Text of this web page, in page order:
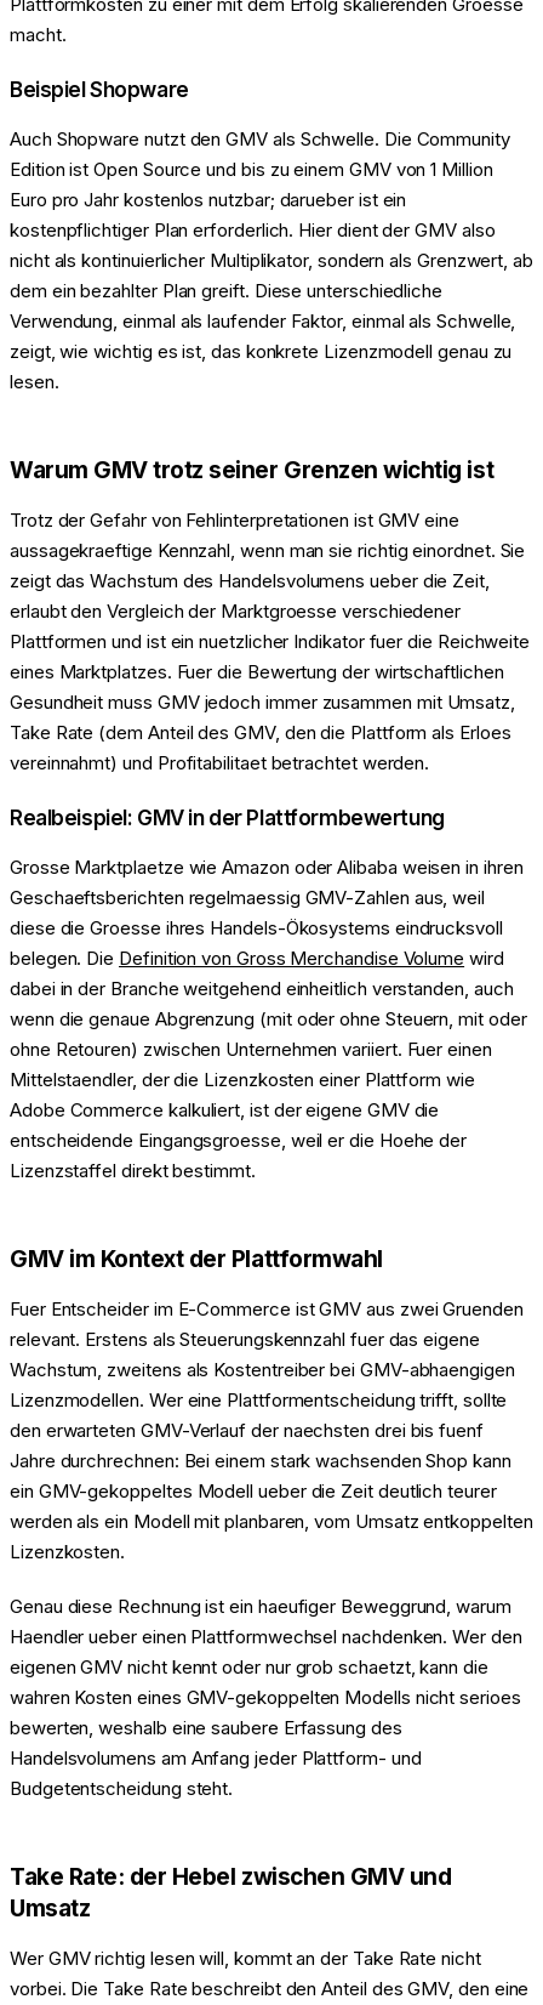
macht.
Beispiel Shopware
Auch Shopware nutzt den GMV als Schwelle. Die Community
Edition ist Open Source und bis zu einem GMV von 1 Million
Euro pro Jahr kostenlos nutzbar; darueber ist ein
kostenpflichtiger Plan erforderlich. Hier dient der GMV also
nicht als kontinuierlicher Multiplikator, sondern als Grenzwert, ab
dem ein bezahlter Plan greift. Diese unterschiedliche
Verwendung, einmal als laufender Faktor, einmal als Schwelle,
zeigt, wie wichtig es ist, das konkrete Lizenzmodell genau zu
lesen.
Warum GMV trotz seiner Grenzen wichtig ist
Trotz der Gefahr von Fehlinterpretationen ist GMV eine
aussagekraeftige Kennzahl, wenn man sie richtig einordnet. Sie
zeigt das Wachstum des Handelsvolumens ueber die Zeit,
erlaubt den Vergleich der Marktgroesse verschiedener
Plattformen und ist ein nuetzlicher Indikator fuer die Reichweite
eines Marktplatzes. Fuer die Bewertung der wirtschaftlichen
Gesundheit muss GMV jedoch immer zusammen mit Umsatz,
Take Rate (dem Anteil des GMV, den die Plattform als Erloes
vereinnahmt) und Profitabilitaet betrachtet werden.
Realbeispiel: GMV in der Plattformbewertung
Grosse Marktplaetze wie Amazon oder Alibaba weisen in ihren
Geschaeftsberichten regelmaessig GMV-Zahlen aus, weil
diese die Groesse ihres Handels-Ökosystems eindrucksvoll
belegen. Die Definition von Gross Merchandise Volume wird
dabei in der Branche weitgehend einheitlich verstanden, auch
wenn die genaue Abgrenzung (mit oder ohne Steuern, mit oder
ohne Retouren) zwischen Unternehmen variiert. Fuer einen
Mittelstaendler, der die Lizenzkosten einer Plattform wie
Adobe Commerce kalkuliert, ist der eigene GMV die
entscheidende Eingangsgroesse, weil er die Hoehe der
Lizenzstaffel direkt bestimmt.
GMV im Kontext der Plattformwahl
Fuer Entscheider im E-Commerce ist GMV aus zwei Gruenden
relevant. Erstens als Steuerungskennzahl fuer das eigene
Wachstum, zweitens als Kostentreiber bei GMV-abhaengigen
Lizenzmodellen. Wer eine Plattformentscheidung trifft, sollte
den erwarteten GMV-Verlauf der naechsten drei bis fuenf
Jahre durchrechnen: Bei einem stark wachsenden Shop kann
ein GMV-gekoppeltes Modell ueber die Zeit deutlich teurer
werden als ein Modell mit planbaren, vom Umsatz entkoppelten
Lizenzkosten.
Genau diese Rechnung ist ein haeufiger Beweggrund, warum
Haendler ueber einen Plattformwechsel nachdenken. Wer den
eigenen GMV nicht kennt oder nur grob schaetzt, kann die
wahren Kosten eines GMV-gekoppelten Modells nicht serioes
bewerten, weshalb eine saubere Erfassung des
Handelsvolumens am Anfang jeder Plattform- und
Budgetentscheidung steht.
Take Rate: der Hebel zwischen GMV und
Umsatz
Wer GMV richtig lesen will, kommt an der Take Rate nicht
vorbei. Die Take Rate beschreibt den Anteil des GMV, den eine